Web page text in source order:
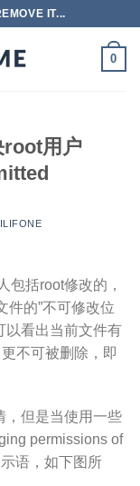
IT...
0
root用户
包括root修改的，
件的”不可修改位
以看出当前文件有
不可被删除，即
，但是当使用一些
permissions of
示语，如下图所